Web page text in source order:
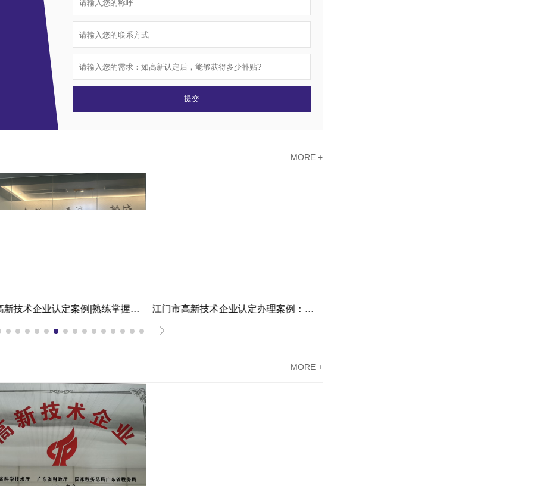
MORE +
东莞高新技术企业认定案例|熟练掌握国家高新认定条件 江门市高新技术企业认定办理案例：从企业需要到合格核准的全流程
MORE +